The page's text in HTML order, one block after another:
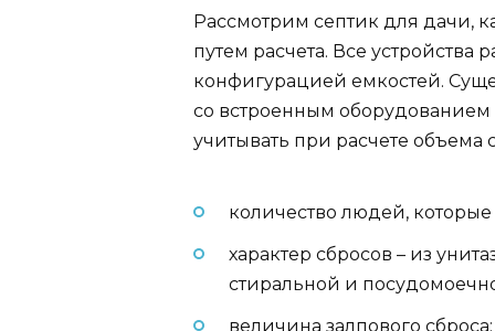
Рассмотрим септик для дачи,
путем расчета. Все
конфигурацией емкостей.
со встроенным
учитывать при расчете объема
количество людей,
характер сбросов – из
стиральной и
величина залпового сброса;